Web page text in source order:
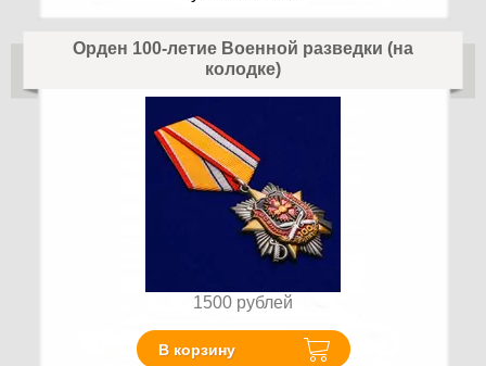
Орден 100-летие Военной разведки (на
колодке)
1500 рублей
В корзину